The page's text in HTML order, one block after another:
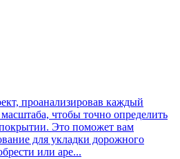
проанализировав каждый
чтобы точно определить
Это поможет вам
для укладки дорожного
или аре...